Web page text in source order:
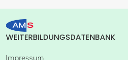
WEITERBILDUNGSDATENBANK